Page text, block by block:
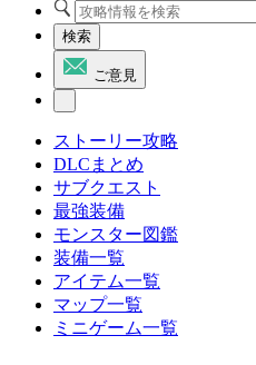
検索
ご意見
ストーリー攻略
DLCまとめ
サブクエスト
最強装備
モンスター図鑑
装備一覧
アイテム一覧
マップ一覧
ミニゲーム一覧